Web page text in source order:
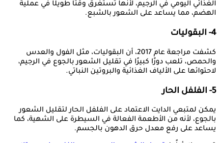
الغذائي اليومي في الرجيم، لأنها تستغرق وقتًا طويلًا في عملية
الهضم، مما يساعد على الشعور بالشبع.
4- البقوليات
كشفت مراجعة عام 2017، أن البقوليات، مثل الفول والعدس
والحمص، تلعب دورًا كبيرًا في تقليل الشعور بالجوع في الرجيم،
لاحتوائها على الألياف الغذائية والبروتين النباتي.
5- الفلفل الحار
يمكن لمتبعي الدايت الاعتماد على الفلفل الحار لتقليل الشعور
بالجوع، لأنه من الأطعمة الفعالة في السيطرة على الشهية، كما
يساعد على رفع معدل حرق الدهون بالجسم.